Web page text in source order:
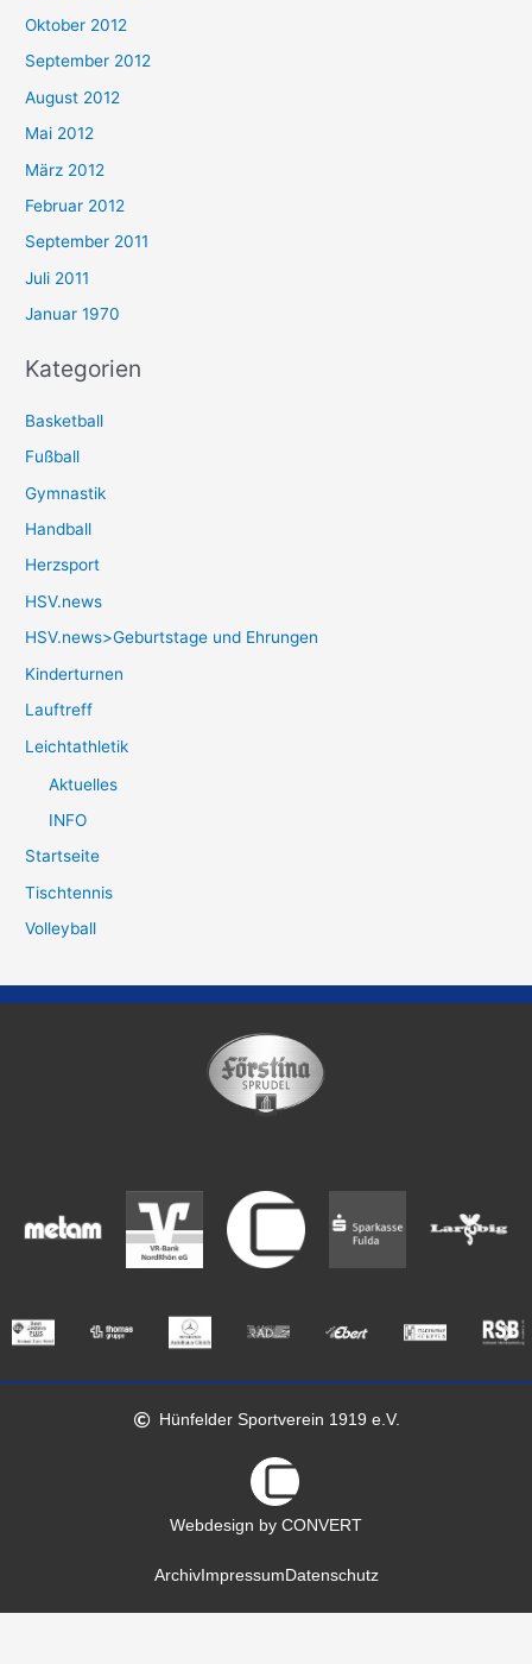
Oktober 2012
September 2012
August 2012
Mai 2012
März 2012
Februar 2012
September 2011
Juli 2011
Januar 1970
Kategorien
Basketball
Fußball
Gymnastik
Handball
Herzsport
HSV.news
HSV.news>Geburtstage und Ehrungen
Kinderturnen
Lauftreff
Leichtathletik
Aktuelles
INFO
Startseite
Tischtennis
Volleyball
Hünfelder Sportverein 1919 e.V.
Webdesign by CONVERT
ArchivImpressumDatenschutz